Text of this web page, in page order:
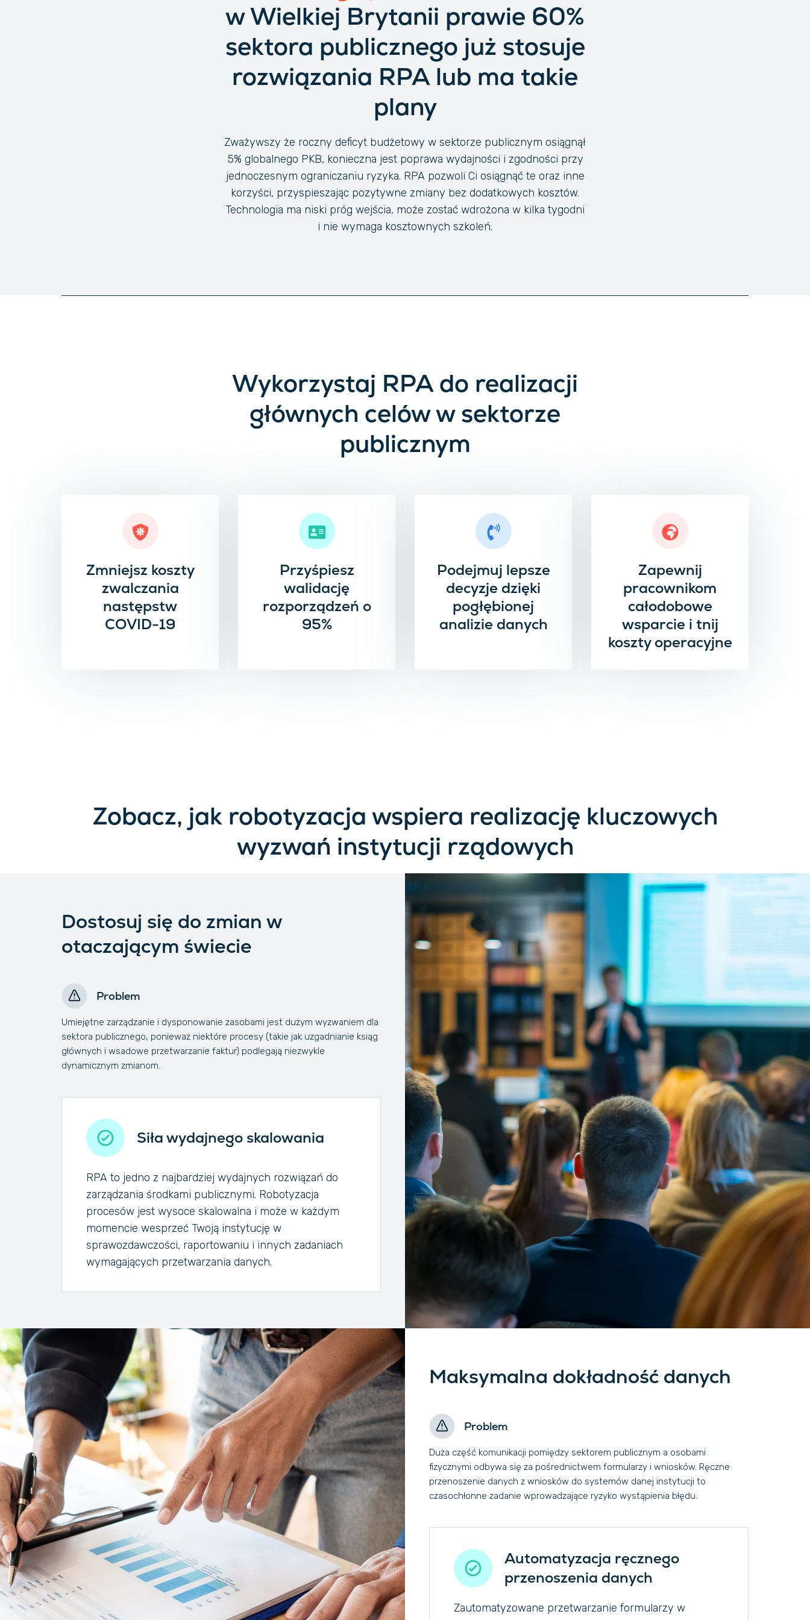
w Wielkiej Brytanii prawie 60%
sektora publicznego już stosuje
rozwiązania RPA lub ma takie
plany
Zważywszy że roczny deficyt budżetowy w sektorze publicznym osiągnął
5% globalnego PKB, konieczna jest poprawa wydajności i zgodności przy
jednoczesnym ograniczaniu ryzyka. RPA pozwoli Ci osiągnąć te oraz inne
korzyści, przyspieszając pozytywne zmiany bez dodatkowych kosztów.
Technologia ma niski próg wejścia, może zostać wdrożona w kilka tygodni
i nie wymaga kosztownych szkoleń.
Wykorzystaj RPA do realizacji
głównych celów w sektorze
publicznym
Zmniejsz koszty
zwalczania
następstw
COVID-19
Przyśpiesz
walidację
rozporządzeń o
95%
Podejmuj lepsze
decyzje dzięki
pogłębionej
analizie danych
Zapewnij
pracownikom
całodobowe
wsparcie i tnij
koszty operacyjne
Zobacz, jak robotyzacja wspiera realizację kluczowych
wyzwań instytucji rządowych
Dostosuj się do zmian w
otaczającym świecie
Problem
Umiejętne zarządzanie i dysponowanie zasobami jest dużym wyzwaniem dla
sektora publicznego, ponieważ niektóre procesy (takie jak uzgadnianie ksiąg
głównych i wsadowe przetwarzanie faktur) podlegają niezwykle
dynamicznym zmianom.
Siła wydajnego skalowania
RPA to jedno z najbardziej wydajnych rozwiązań do
zarządzania środkami publicznymi. Robotyzacja
procesów jest wysoce skalowalna i może w każdym
momencie wesprzeć Twoją instytucję w
sprawozdawczości, raportowaniu i innych zadaniach
wymagających przetwarzania danych.
Maksymalna dokładność danych
Problem
Duża część komunikacji pomiędzy sektorem publicznym a osobami
fizycznymi odbywa się za pośrednictwem formularzy i wniosków. Ręczne
przenoszenie danych z wniosków do systemów danej instytucji to
czasochłonne zadanie wprowadzające ryzyko wystąpienia błędu.
Automatyzacja ręcznego
przenoszenia danych
Zautomatyzowane przetwarzanie formularzy w